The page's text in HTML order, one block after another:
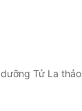
Tử La thảo